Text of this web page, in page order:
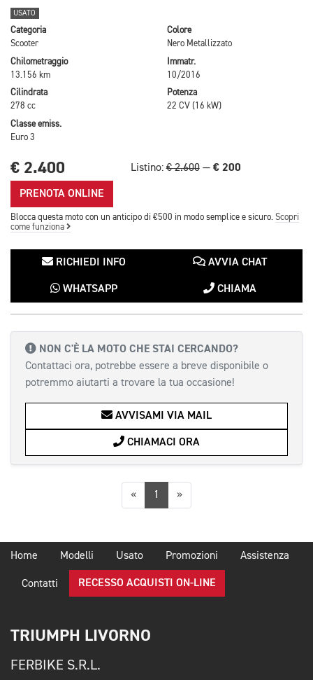
USATO
Categoria
Scooter
Colore
Nero Metallizzato
Chilometraggio
13.156 km
Immatr.
10/2016
Cilindrata
278 cc
Potenza
22 CV (16 kW)
Classe emiss.
Euro 3
€ 2.400 Listino:€ 2.600 — € 200
PRENOTA ONLINE
Blocca questa moto con un anticipo di €500 in modo semplice e sicuro. Scopri
come funziona
RICHIEDI INFO AVVIA CHAT
WHATSAPP CHIAMA
NON C'È LA MOTO CHE STAI CERCANDO?
Contattaci ora, potrebbe essere a breve disponibile o
potremmo aiutarti a trovare la tua occasione!
AVVISAMI VIA MAIL
CHIAMACI ORA
«Precedente
1 »Successiva
Home Modelli Usato Promozioni Assistenza
Contatti RECESSO ACQUISTI ON-LINE
TRIUMPH LIVORNO
FERBIKE S.R.L.